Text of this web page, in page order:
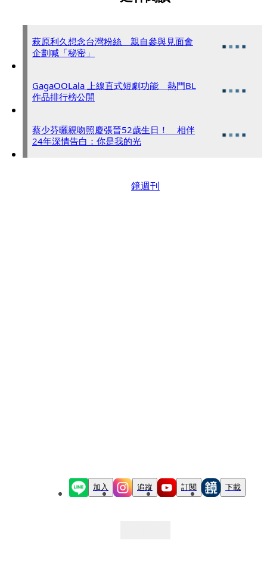
萩原利久想念台灣粉絲 親自參與見面會
企劃喊「秘密」
GagaOOLala 上線直式短劇功能 熱門BL
作品排行榜公開
蔡少芬曬親吻照慶張晉52歲生日！ 相伴
24年深情告白：你是我的光
鏡週刊
加入 追蹤 訂閱 下載